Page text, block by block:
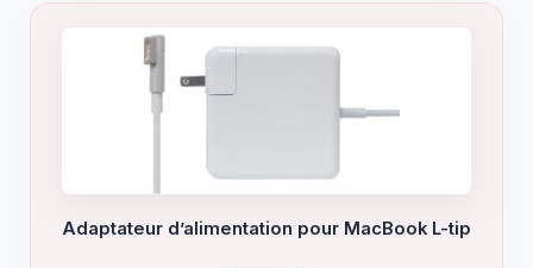
Adaptateur d’alimentation pour MacBook L-tip